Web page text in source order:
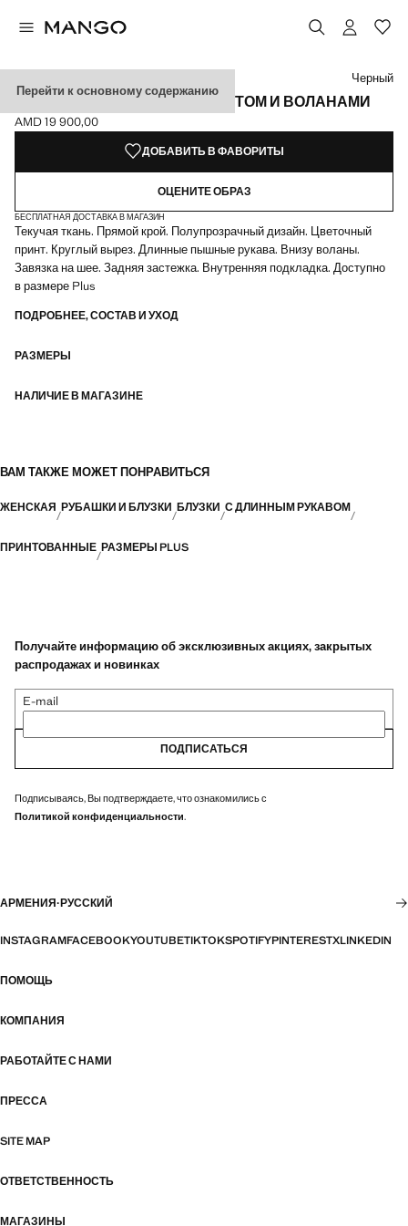
Перейти к основному содержанию
БЛУЗКА С ЦВЕТОЧНЫМ ПРИНТОМ И ВОЛАНАМИ
Текущая цена [AMD 19 900,00 ]
AMD 19 900,00
Выберите цвет
Черный
ДОБАВИТЬ В ФАВОРИТЫ
ОЦЕНИТЕ ОБРАЗ
БЕСПЛАТНАЯ ДОСТАВКА В МАГАЗИН
Текучая ткань. Прямой крой. Полупрозрачный дизайн. Цветочный
принт. Круглый вырез. Длинные пышные рукава. Внизу воланы.
Завязка на шее. Задняя застежка. Внутренняя подкладка. Доступно
в размере Plus
ПОДРОБНЕЕ, СОСТАВ И УХОД
РАЗМЕРЫ
НАЛИЧИЕ В МАГАЗИНЕ
ВАМ ТАКЖЕ МОЖЕТ ПОНРАВИТЬСЯ
ЖЕНСКАЯ РУБАШКИ И БЛУЗКИ БЛУЗКИ С ДЛИННЫМ РУКАВОМ
ПРИНТОВАННЫЕ РАЗМЕРЫ PLUS
Получайте информацию об эксклюзивных акциях, закрытых
распродажах и новинках
E-mail
ПОДПИСАТЬСЯ
Подписываясь, Вы подтверждаете, что ознакомились с
Политикой конфиденциальности.
АРМЕНИЯ·РУССКИЙ
INSTAGRAMFACEBOOKYOUTUBETIKTOKSPOTIFYPINTERESTXLINKEDIN
ПОМОЩЬ
КОМПАНИЯ
РАБОТАЙТЕ С НАМИ
ПРЕССА
SITE MAP
ОТВЕТСТВЕННОСТЬ
МАГАЗИНЫ